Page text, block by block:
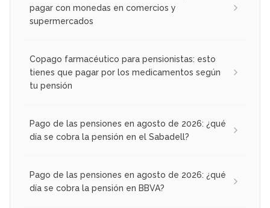
pagar con monedas en comercios y
supermercados
Copago farmacéutico para pensionistas: esto
tienes que pagar por los medicamentos según
tu pensión
Pago de las pensiones en agosto de 2026: ¿qué
día se cobra la pensión en el Sabadell?
Pago de las pensiones en agosto de 2026: ¿qué
día se cobra la pensión en BBVA?